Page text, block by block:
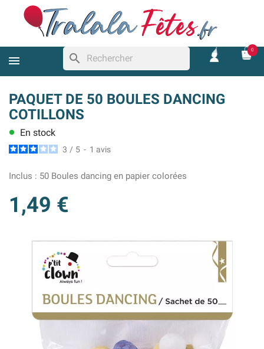
search
0
PAQUET DE 50 BOULES DANCING
COTILLONS
lens En stock
3 / 5 - 1 avis
Inclus : 50 Boules dancing en papier colorées
1,49 €